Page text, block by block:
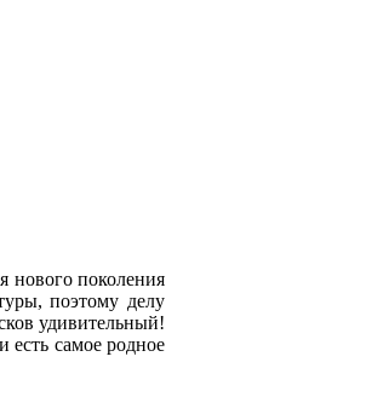
нового поколения
поэтому делу
удивительный!
есть самое родное